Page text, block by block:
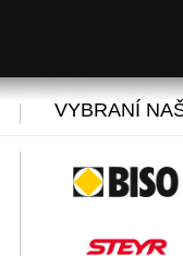
VYBRANÍ